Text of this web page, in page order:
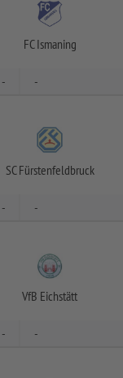
FC Ismaning
- -
SC Fürstenfeldbruck
- -
VfB Eichstätt
- -